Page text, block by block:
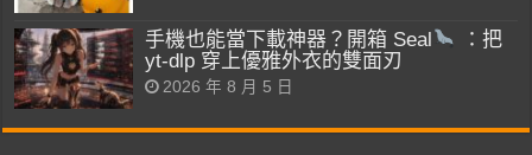
手機也能當下載神器？開箱 Seal
：把
yt-dlp 穿上優雅外衣的雙面刃
2026 年 8 月 5 日